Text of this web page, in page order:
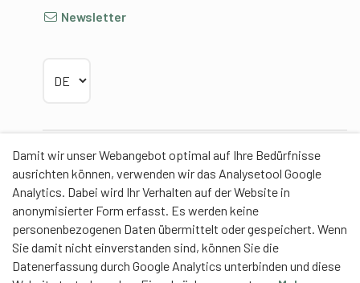
Damit wir unser Webangebot optimal auf Ihre Bedürfnisse
ausrichten können, verwenden wir das Analysetool Google
Analytics. Dabei wird Ihr Verhalten auf der Website in
anonymisierter Form erfasst. Es werden keine
personenbezogenen Daten übermittelt oder gespeichert. Wenn
Sie damit nicht einverstanden sind, können Sie die
Datenerfassung durch Google Analytics unterbinden und diese
Newsletter
Partner
Contentpartner